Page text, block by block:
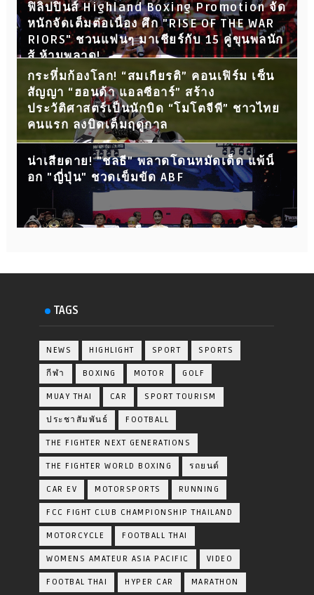
ฟิลิปปินส์ Highland Boxing Promotion จัด
หนักจัดเต็มต่อเนื่อง ศึก "RISE OF THE WAR
RIORS" ชวนแฟนๆ มาเชียร์กับ 15 คู่ขุนพลนัก
สู้ ห้ามพลาด!
กระหึ่มก้องโลก! “สมเกียรติ” คอนเฟิร์ม เซ็น
สัญญา “ฮอนด้า แอลซีอาร์” สร้าง
ประวัติศาสตร์เป็นนักบิด “โมโตจีพี” ชาวไทย
คนแรก ลงบิดเต็มฤดูกาล
น่าเสียดาย! "ชลธี" พลาดโดนหมัดเด็ด แพ้น็
อก "ญี่ปุ่น" ชวดเข็มขัด ABF
TAGS
NEWS HIGHLIGHT SPORT SPORTS
กีฬา BOXING MOTOR GOLF
MUAY THAI CAR SPORT TOURISM
ประชาสัมพันธ์ FOOTBALL
THE FIGHTER NEXT GENERATIONS
THE FIGHTER WORLD BOXING รถยนต์
CAR EV MOTORSPORTS RUNNING
FCC FIGHT CLUB CHAMPIONSHIP THAILAND
MOTORCYCLE FOOTBALL THAI
WOMENS AMATEUR ASIA PACIFIC VIDEO
FOOTBAL THAI HYPER CAR MARATHON